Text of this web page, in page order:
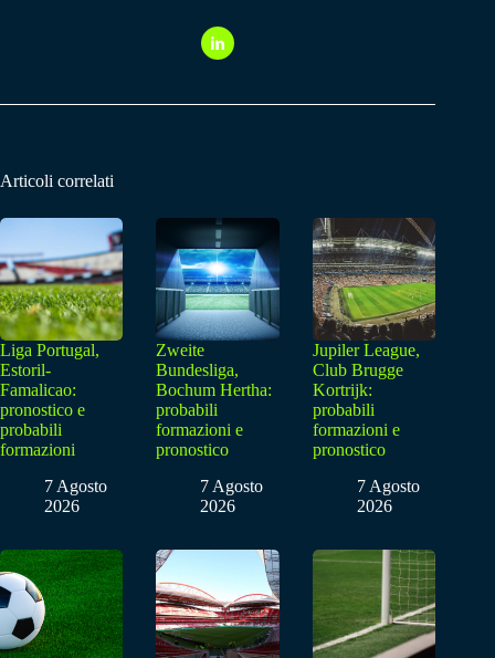
Articoli correlati
Liga Portugal,
Estoril-
Famalicao:
pronostico e
probabili
formazioni
7 Agosto
2026
Zweite
Bundesliga,
Bochum Hertha:
probabili
formazioni e
pronostico
7 Agosto
2026
Jupiler League,
Club Brugge
Kortrijk:
probabili
formazioni e
pronostico
7 Agosto
2026